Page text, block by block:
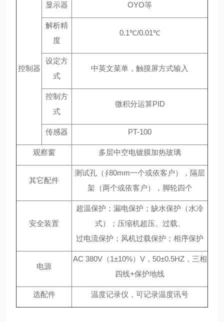
控制器
显示器 OYO等
解析精
度
0.1℃/0.01℃
设定方
式
中英文菜单，触摸屏方式输入
控制方
式
微积分运算PID
传感器 PT-100
观察窗 多层中空电镀膜加热玻璃
其它配件
测试孔（∮80mm一个或依客户），隔层
架（两个或依客户），脚轮四个
安全装置
超温保护；漏电保护；缺水保护（水冷
式）；压缩机超压、过载、
过电流保护；风机过载保护；相序保护
电源
AC 380V（1±10%）V，50±0.5HZ，三相
四线+保护地线
选配件 温度记录仪，可记录温度讯号